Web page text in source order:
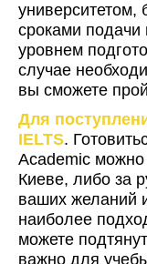
университетом,
сроками подачи
уровнем
случае
вы сможете
Для
IELTS.
Academic
Киеве, либо за
ваших желаний
наиболее
можете
важно для